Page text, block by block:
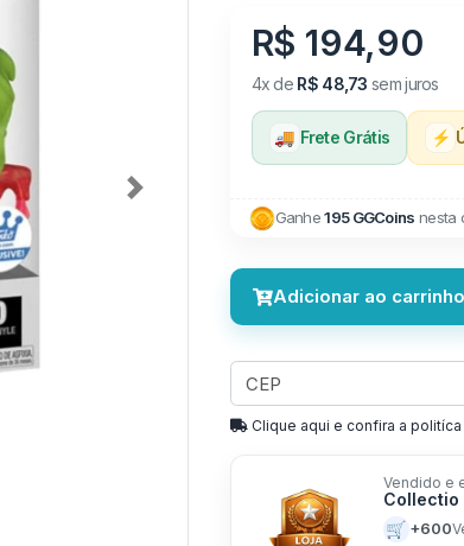
Next
R$ 194,90
4x de R$ 48,73 sem juros
🚚 Frete Grátis ⚡
Ganhe195 GGCoins nesta
Adicionar ao carrinho
Clique aqui e confira a
Vendido e
Collectio
🛒 +600